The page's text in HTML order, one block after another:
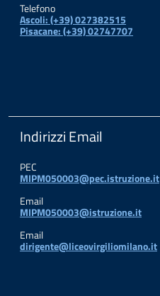
Telefono
Ascoli: (+39) 027382515
Pisacane: (+39) 02747707
Indirizzi Email
PEC
MIPM050003@pec.istruzione.it
Email
MIPM050003@istruzione.it
Email
dirigente@liceovirgiliomilano.it